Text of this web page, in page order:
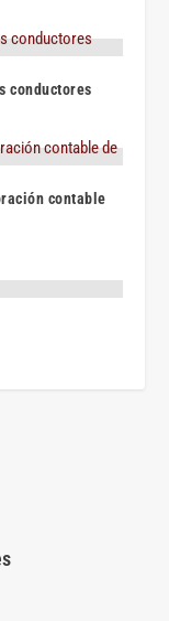
conductores
contable